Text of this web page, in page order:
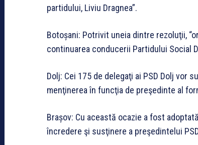
partidului, Liviu Dragnea”.
Botoșani: Potrivit uneia dintre rezoluţii,
continuarea conducerii Partidului Social
Dolj: Cei 175 de delegaţi ai PSD Dolj vor
menţinerea în funcţia de preşedinte al
Brașov: Cu această ocazie a fost
încredere şi susţinere a preşedintelui